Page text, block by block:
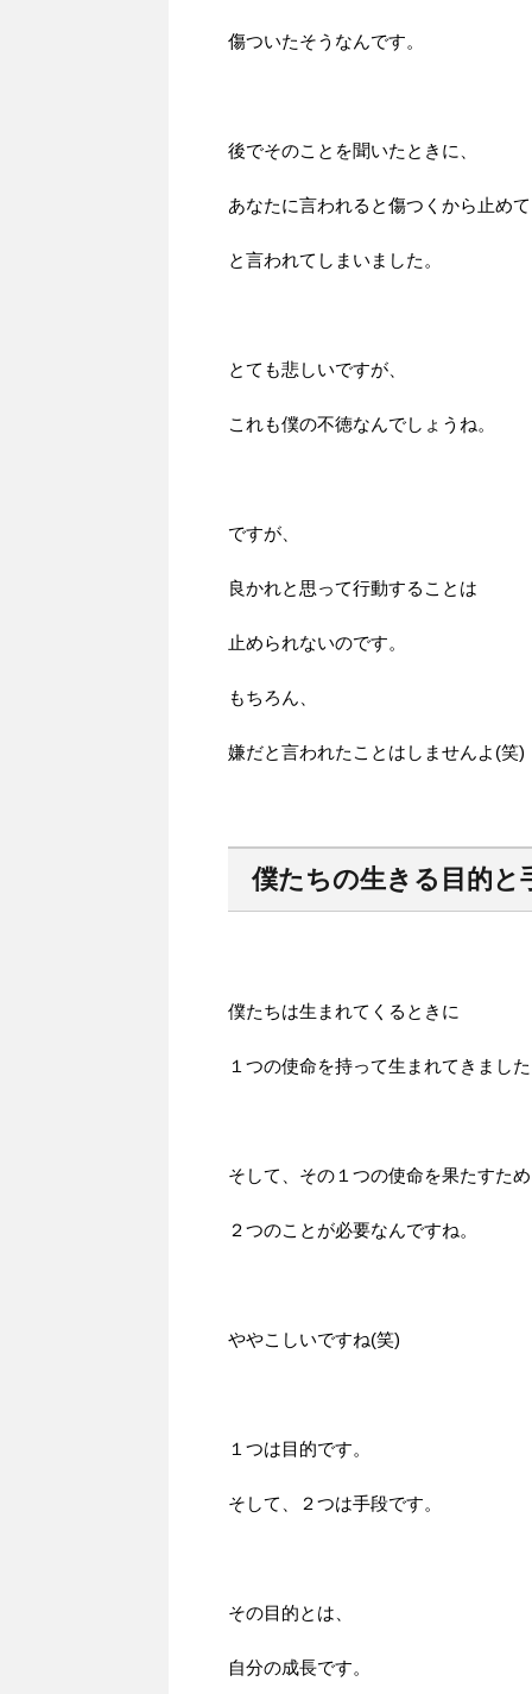
傷ついたそうなんです。
後でそのことを聞いたときに、
あなたに言われると傷つくから止め
と言われてしまいました。
とても悲しいですが、
これも僕の不徳なんでしょうね。
ですが、
良かれと思って行動することは
止められないのです。
もちろん、
嫌だと言われたことはしませんよ(笑)
僕たちの生きる目的と
僕たちは生まれてくるときに
１つの使命を持って生まれてきまし
そして、その１つの使命を果たすた
２つのことが必要なんですね。
ややこしいですね(笑)
１つは目的です。
そして、２つは手段です。
その目的とは、
自分の成長です。